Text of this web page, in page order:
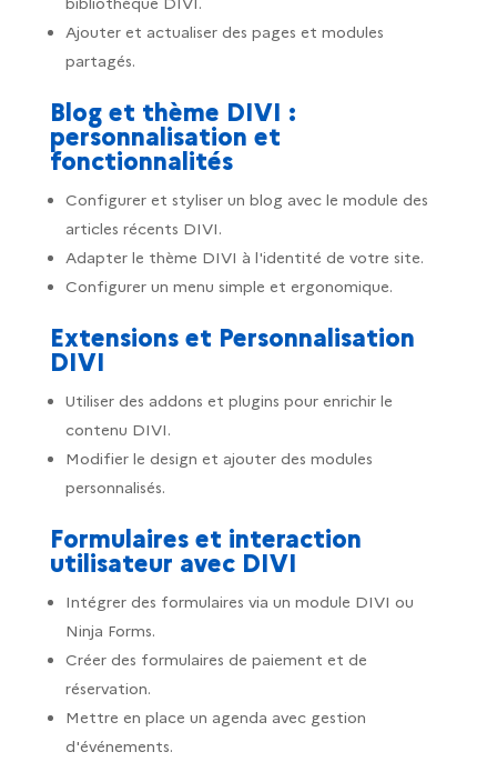
Ajouter et actualiser des pages et modules
partagés.
Blog et thème DIVI :
personnalisation et
fonctionnalités
Configurer et styliser un blog avec le module des
articles récents DIVI.
Adapter le thème DIVI à l'identité de votre site.
Configurer un menu simple et ergonomique.
Extensions et Personnalisation
DIVI
Utiliser des addons et plugins pour enrichir le
contenu DIVI.
Modifier le design et ajouter des modules
personnalisés.
Formulaires et interaction
utilisateur avec DIVI
Intégrer des formulaires via un module DIVI ou
Ninja Forms.
Créer des formulaires de paiement et de
réservation.
Mettre en place un agenda avec gestion
d'événements.